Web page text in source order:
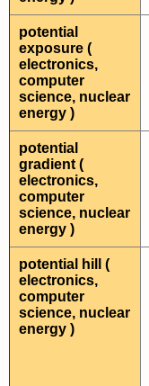
potential
exposure (
electronics,
computer
science, nuclear
energy )
potential
gradient (
electronics,
computer
science, nuclear
energy )
potential hill (
electronics,
computer
science, nuclear
energy )